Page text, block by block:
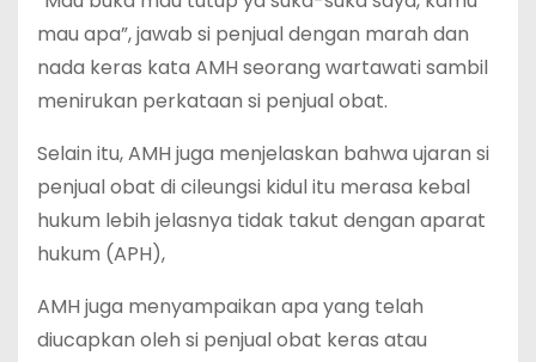
mau apa”, jawab si penjual dengan marah dan
nada keras kata AMH seorang wartawati sambil
menirukan perkataan si penjual obat.
Selain itu, AMH juga menjelaskan bahwa ujaran si
penjual obat di cileungsi kidul itu merasa kebal
hukum lebih jelasnya tidak takut dengan aparat
hukum (APH),
AMH juga menyampaikan apa yang telah
diucapkan oleh si penjual obat keras atau